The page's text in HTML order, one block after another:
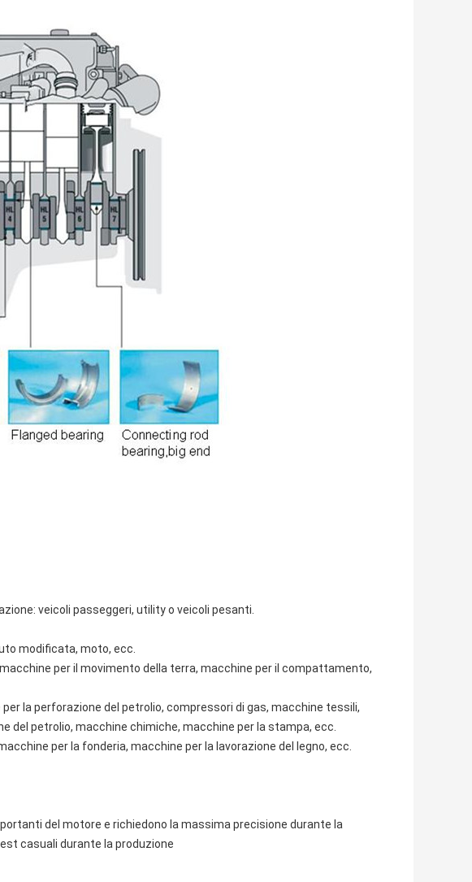
veicoli passeggeri, utility o veicoli pesanti.
modificata, moto, ecc.
per il movimento della terra, macchine per il compattamento,
la perforazione del petrolio, compressori di gas, macchine tessili,
del petrolio, macchine chimiche, macchine per la stampa, ecc.
per la fonderia, macchine per la lavorazione del legno, ecc.
del motore e richiedono la massima precisione durante la
casuali durante la produzione